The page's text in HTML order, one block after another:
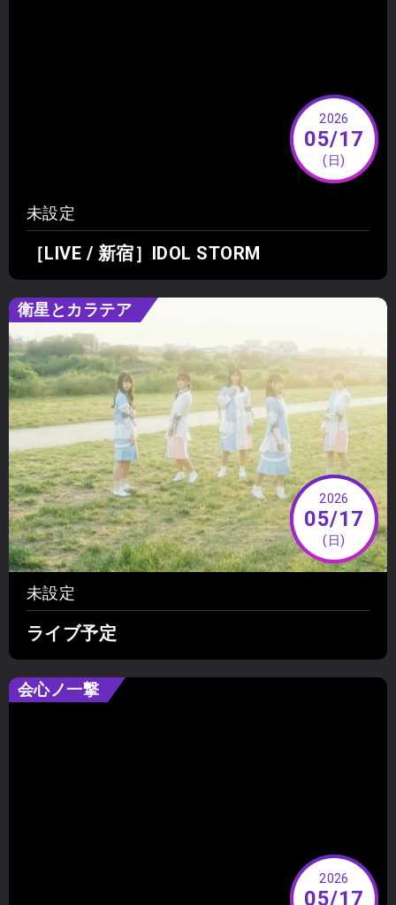
2026
05/17
(日)
未設定
［LIVE / 新宿］IDOL STORM
衛星とカラテア
2026
05/17
(日)
未設定
ライブ予定
会心ノ一撃
2026
05/17